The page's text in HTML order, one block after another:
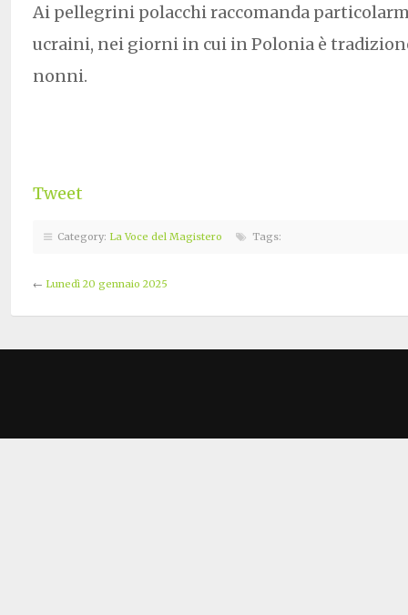
Ai pellegrini polacchi raccomanda
ucraini, nei giorni in cui in Polonia è
nonni.
Tweet
Category: La Voce del Magistero Tags:
← Lunedì 20 gennaio 2025